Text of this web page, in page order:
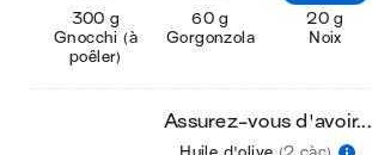
300 g
Gnocchi (à
poêler)
60 g
Gorgonzola
20 g
Noix
Assurez-vous d'avoir...